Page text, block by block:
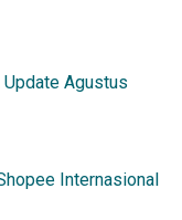
Agustus
Internasional